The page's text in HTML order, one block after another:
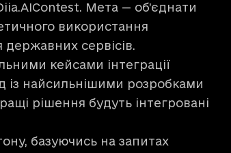
Мета — об’єднати
використання
державних сервісів.
кейсами інтеграції
із найсильнішими розробками
рішення будуть інтегровані
базуючись на запитах